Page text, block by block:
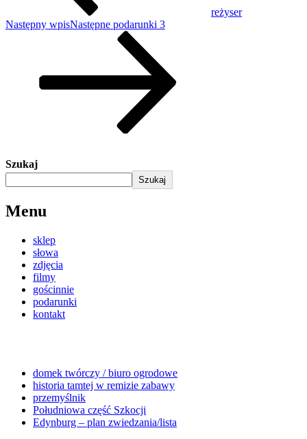
reżyser
Następny wpisNastępne podarunki 3
Szukaj
Szukaj
Menu
sklep
słowa
zdjęcia
filmy
gościnnie
podarunki
kontakt
domek twórczy / biuro ogrodowe
historia tamtej w remizie zabawy
przemyślnik
Południowa część Szkocji
Edynburg – plan zwiedzania/lista